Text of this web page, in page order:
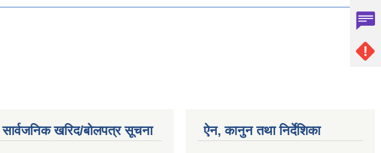
सार्वजनिक खरिद/बोलपत्र सूचना ऐन, कानुन तथा निर्देशिका